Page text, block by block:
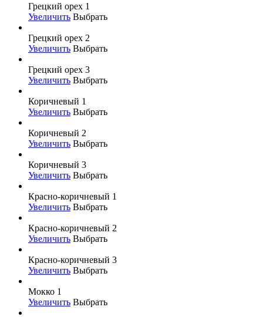
Грецкий орех 1
Увеличить Выбрать
Грецкий орех 2
Увеличить Выбрать
Грецкий орех 3
Увеличить Выбрать
Коричневый 1
Увеличить Выбрать
Коричневый 2
Увеличить Выбрать
Коричневый 3
Увеличить Выбрать
Красно-коричневый 1
Увеличить Выбрать
Красно-коричневый 2
Увеличить Выбрать
Красно-коричневый 3
Увеличить Выбрать
Мокко 1
Увеличить Выбрать